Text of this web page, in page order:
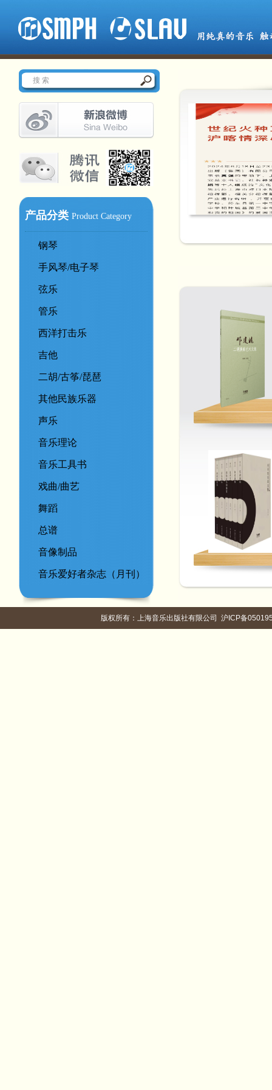
产品分类 Product Category
钢琴
手风琴/电子琴
弦乐
管乐
西洋打击乐
吉他
二胡/古筝/琵琶
其他民族乐器
声乐
音乐理论
音乐工具书
戏曲/曲艺
舞蹈
总谱
音像制品
音乐爱好者杂志（月刊）
版权所有：上海音乐出版社有限公司 沪ICP备